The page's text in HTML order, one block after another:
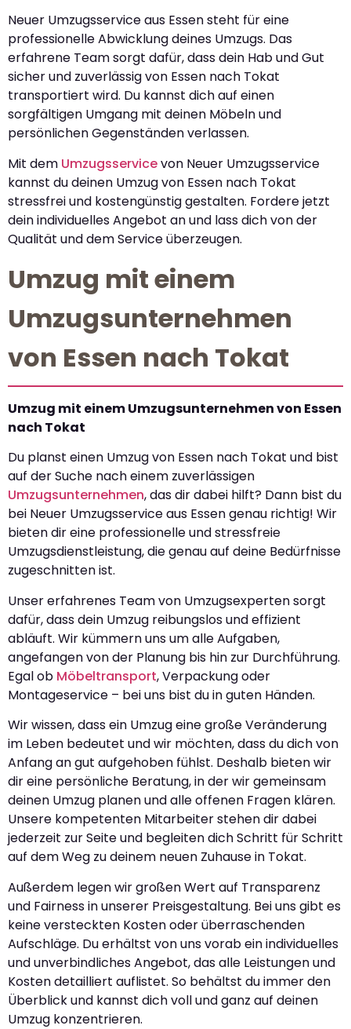
Neuer Umzugsservice aus Essen steht für eine
professionelle Abwicklung deines Umzugs. Das
erfahrene Team sorgt dafür, dass dein Hab und Gut
sicher und zuverlässig von Essen nach Tokat
transportiert wird. Du kannst dich auf einen
sorgfältigen Umgang mit deinen Möbeln und
persönlichen Gegenständen verlassen.
Mit dem Umzugsservicevon Neuer Umzugsservice
kannst du deinen Umzug von Essen nach Tokat
stressfrei und kostengünstig gestalten. Fordere jetzt
dein individuelles Angebot an und lass dich von der
Qualität und dem Service überzeugen.
Umzug mit einem
Umzugsunternehmen
von Essen nach Tokat
Umzug mit einem Umzugsunternehmen von Essen
nach Tokat
Du planst einen Umzug von Essen nach Tokat und bist
auf der Suche nach einem zuverlässigen
Umzugsunternehmen, das dir dabei hilft? Dann bist du
bei Neuer Umzugsservice aus Essen genau richtig! Wir
bieten dir eine professionelle und stressfreie
Umzugsdienstleistung, die genau auf deine Bedürfnisse
zugeschnitten ist.
Unser erfahrenes Team von Umzugsexperten sorgt
dafür, dass dein Umzug reibungslos und effizient
abläuft. Wir kümmern uns um alle Aufgaben,
angefangen von der Planung bis hin zur Durchführung.
Egal ob Möbeltransport, Verpackung oder
Montageservice – bei uns bist du in guten Händen.
Wir wissen, dass ein Umzug eine große Veränderung
im Leben bedeutet und wir möchten, dass du dich von
Anfang an gut aufgehoben fühlst. Deshalb bieten wir
dir eine persönliche Beratung, in der wir gemeinsam
deinen Umzug planen und alle offenen Fragen klären.
Unsere kompetenten Mitarbeiter stehen dir dabei
jederzeit zur Seite und begleiten dich Schritt für Schritt
auf dem Weg zu deinem neuen Zuhause in Tokat.
Außerdem legen wir großen Wert auf Transparenz
und Fairness in unserer Preisgestaltung. Bei uns gibt es
keine versteckten Kosten oder überraschenden
Aufschläge. Du erhältst von uns vorab ein individuelles
und unverbindliches Angebot, das alle Leistungen und
Kosten detailliert auflistet. So behältst du immer den
Überblick und kannst dich voll und ganz auf deinen
Umzug konzentrieren.